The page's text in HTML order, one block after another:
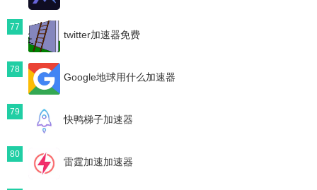
77
twitter加速器免费
78
Google地球用什么加速器
79
快鸭梯子加速器
80
雷霆加速加速器